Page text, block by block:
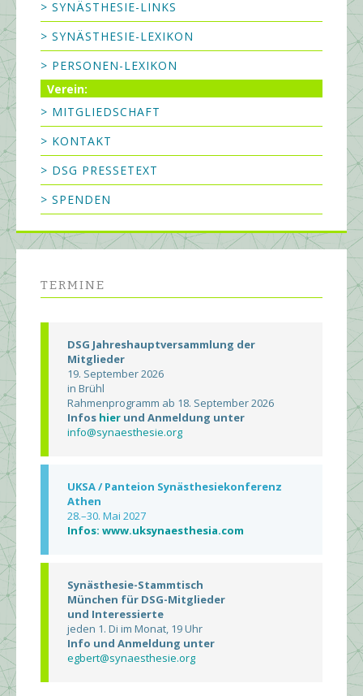
> SYNÄSTHESIE-LINKS
> SYNÄSTHESIE-LEXIKON
> PERSONEN-LEXIKON
Verein:
> MITGLIEDSCHAFT
> KONTAKT
> DSG PRESSETEXT
> SPENDEN
TERMINE
DSG Jahreshauptversammlung der
Mitglieder
19. September 2026
in Brühl
Rahmenprogramm ab 18. September 2026
Infos hier und Anmeldung unter
info@synaesthesie.org
UKSA / Panteion Synästhesiekonferenz
Athen
28.–30. Mai 2027
Infos: www.uksynaesthesia.com
Synästhesie-Stammtisch
München für DSG-Mitglieder
und Interessierte
jeden 1. Di im Monat, 19 Uhr
Info und Anmeldung unter
egbert@synaesthesie.org